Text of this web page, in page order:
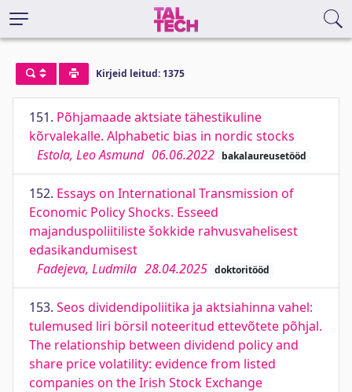
Kirjeid leitud: 1375
151. Põhjamaade aktsiate tähestikuline
kõrvalekalle. Alphabetic bias in nordic stocks
Estola, Leo Asmund 06.06.2022 bakalaureusetööd
152. Essays on International Transmission of
Economic Policy Shocks. Esseed
majanduspoliitiliste šokkide rahvusvahelisest
edasikandumisest
Fadejeva, Ludmila 28.04.2025 doktoritööd
153. Seos dividendipoliitika ja aktsiahinna vahel:
tulemused liri börsil noteeritud ettevõtete põhjal.
The relationship between dividend policy and
share price volatility: evidence from listed
companies on the Irish Stock Exchange